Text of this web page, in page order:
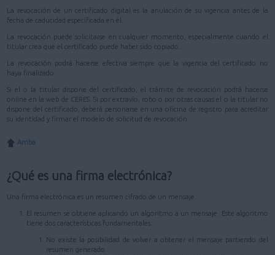
La revocación de un certificado digital es la anulación de su vigencia antes de la
fecha de caducidad especificada en él.
La revocación puede solicitarse en cualquier momento, especialmente cuando el
titular crea que el certificado puede haber sido copiado.
La revocación podrá hacerse efectiva siempre que la vigencia del certificado no
haya finalizado.
Si el o la titular dispone del certificado, el trámite de revocación podrá hacerse
online en la web de CERES. Si por extravío, robo o por otras causas el o la titular no
dispone del certificado, deberá personarse en una oficina de registro para acreditar
su identidad y firmar el modelo de solicitud de revocación.
Arriba
¿Qué es una firma electrónica?
Una firma electrónica es un resumen cifrado de un mensaje.
El resumen se obtiene aplicando un algoritmo a un mensaje. Este algoritmo
tiene dos características fundamentales:
No existe la posibilidad de volver a obtener el mensaje partiendo del
resumen generado.